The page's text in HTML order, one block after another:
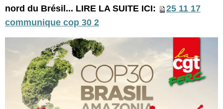
nord du Brésil... LIRE LA SUITE ICI:
25 11 17
communique cop 30 2